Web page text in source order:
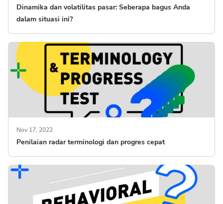
Dinamika dan volatilitas pasar: Seberapa bagus Anda
dalam situasi ini?
Nov 17, 2022
Penilaian radar terminologi dan progres cepat